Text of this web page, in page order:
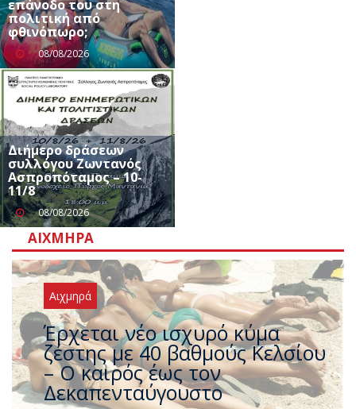
επάνοδο του στη
πολιτική από
φθινόπωρο;
08/08/2026
Διήμερο δράσεων
συλλόγου Ζωντανός
Ασπροπόταμος – 10-
11/8
08/08/2026
ΑΙΧΜΗΡΆ
Αιχμηρά
Άφαντος ο Τσίπρας… την ώρα
που η χώρα καίγεται